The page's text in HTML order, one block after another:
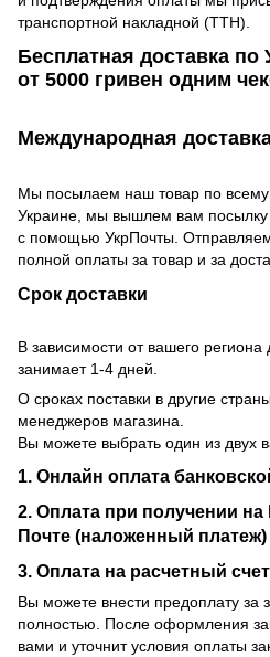
транспортной накладной (ТТН).
Бесплатная доставка по
от 5000 гривен одним
Международная
Мы посылаем наш товар по
Украине, мы вышлем вам посылку
с помощью УкрПочты.
полной оплаты за товар и за
Срок доставки
В зависимости от вашего региона
занимает 1-4 дней.
О сроках поставки в другие
менеджеров магазина.
Вы можете выбрать один из двух
1. Онлайн оплата
2. Оплата при получении
Почте (наложенный платеж)
3. Оплата на расчетный счет
Вы можете внести предоплату за
полностью. После оформления
вами и уточнит условия оплаты